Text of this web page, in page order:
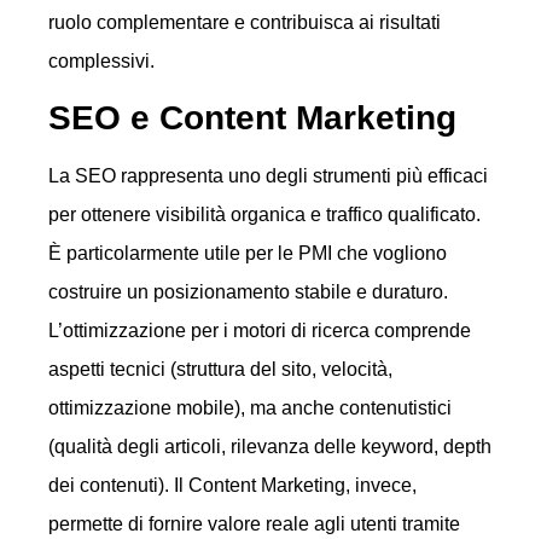
ruolo complementare e contribuisca ai risultati
complessivi.
SEO e Content Marketing
La SEO rappresenta uno degli strumenti più efficaci
per ottenere visibilità organica e traffico qualificato.
È particolarmente utile per le PMI che vogliono
costruire un posizionamento stabile e duraturo.
L’ottimizzazione per i motori di ricerca comprende
aspetti tecnici (struttura del sito, velocità,
ottimizzazione mobile), ma anche contenutistici
(qualità degli articoli, rilevanza delle keyword, depth
dei contenuti). Il Content Marketing, invece,
permette di fornire valore reale agli utenti tramite